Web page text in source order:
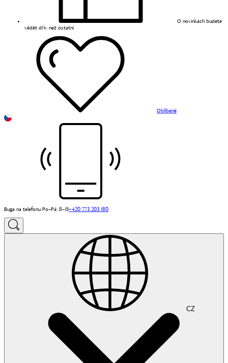
O novinkách budete
vědět dřív než ostatní
Oblíbené
Buga na telefonu Po–Pá: 8–15+420 773 203 180
CZ